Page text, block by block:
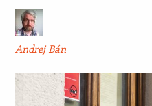
Andrej Bán